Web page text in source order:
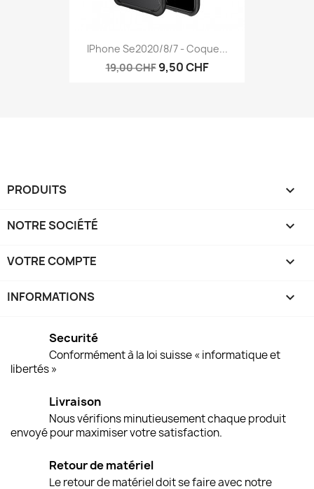
IPhone Se2020/8/7 - Coque...
19,00 CHF 9,50 CHF
PRODUITS 
NOTRE SOCIÉTÉ 
VOTRE COMPTE 
INFORMATIONS keyboard_arrow_down
Securité
Conformément à la loi suisse « informatique et
libertés »
Livraison
Nous vérifions minutieusement chaque produit
envoyé pour maximiser votre satisfaction.
Retour de matériel
Le retour de matériel doit se faire avec notre